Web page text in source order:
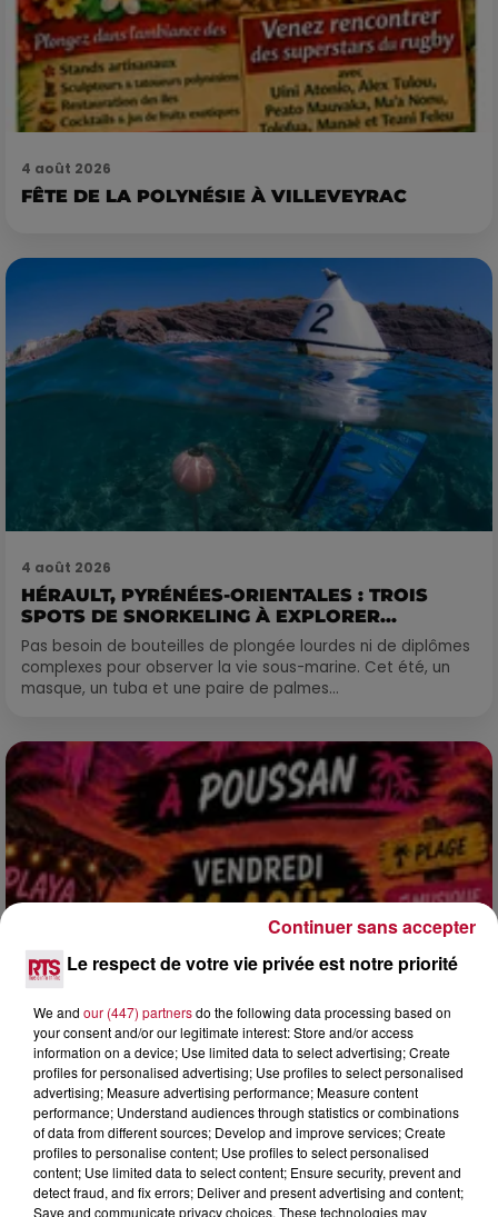
4 août 2026
FÊTE DE LA POLYNÉSIE À VILLEVEYRAC
4 août 2026
HÉRAULT, PYRÉNÉES-ORIENTALES : TROIS
SPOTS DE SNORKELING À EXPLORER...
Pas besoin de bouteilles de plongée lourdes ni de diplômes
complexes pour observer la vie sous-marine. Cet été, un
masque, un tuba et une paire de palmes...
3 août 2026
SOIRÉE DJ PLAYA
Le respect de votre vie privée est notre priorité
We and our (447) partnersdo the following data processing based on
your consent and/or our legitimate interest: Store and/or access
information on a device; Use limited data to select advertising; Create
profiles for personalised advertising; Use profiles to select personalised
advertising; Measure advertising performance; Measure content
performance; Understand audiences through statistics or combinations
of data from different sources; Develop and improve services; Create
profiles to personalise content; Use profiles to select personalised
content; Use limited data to select content; Ensure security, prevent and
detect fraud, and fix errors; Deliver and present advertising and content;
Save and communicate privacy choices. These technologies may
Continuer sans accepter